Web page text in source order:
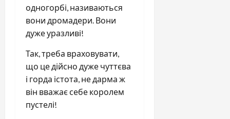
одногорбі, називаються
вони дромадери. Вони
дуже уразливі!
Так, треба враховувати,
що це дійсно дуже чуттєва
і горда істота, не дарма ж
він вважає себе королем
пустелі!